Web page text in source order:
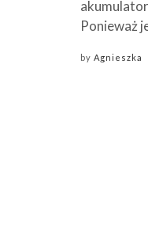
Ponieważ
by Agnieszka